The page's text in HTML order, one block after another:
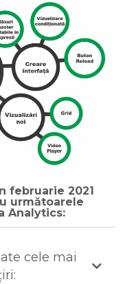
februarie 2021
următoarele
Analytics:
cele mai